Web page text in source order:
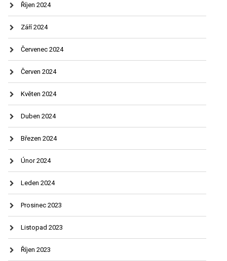
Říjen 2024
Září 2024
Červenec 2024
Červen 2024
Květen 2024
Duben 2024
Březen 2024
Únor 2024
Leden 2024
Prosinec 2023
Listopad 2023
Říjen 2023